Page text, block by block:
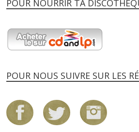
POUR NOURRIR TA
POUR NOUS SUIVRE SUR LES